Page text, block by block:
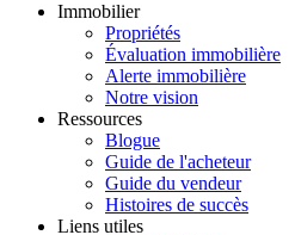
Immobilier
Propriétés
Évaluation immobilière
Alerte immobilière
Notre vision
Ressources
Blogue
Guide de l'acheteur
Guide du vendeur
Histoires de succès
Liens utiles